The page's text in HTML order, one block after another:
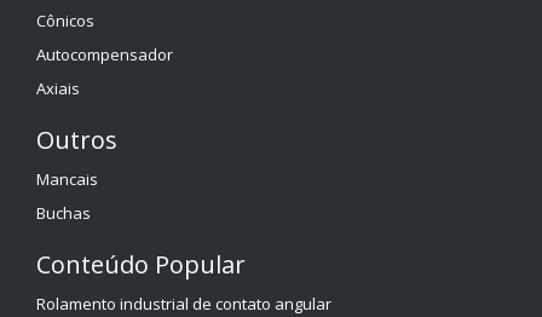
Cônicos
Autocompensador
Axiais
Outros
Mancais
Buchas
Conteúdo Popular
Rolamento industrial de contato angular